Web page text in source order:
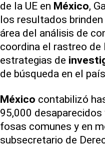
de la UE en México,
los resultados
área del análisis de
coordina el rastreo
estrategias de
de búsqueda en el
México contabilizó
95,000
fosas comunes y en
subsecretario de